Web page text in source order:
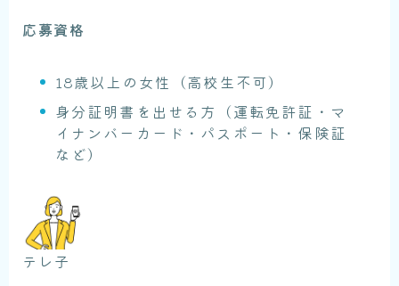
応募資格
18歳以上の女性（高校生不可）
身分証明書を出せる方（運転免許証・マ
イナンバーカード・パスポート・保険証
など）
テレ子